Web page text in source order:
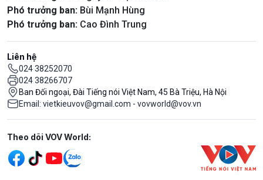
Phó trưởng ban: Bùi Mạnh Hùng
Phó trưởng ban: Cao Đình Trung
Liên hệ
024 38252070
024 38266707
Ban Đối ngoại, Đài Tiếng nói Việt Nam, 45 Bà Triệu, Hà Nội
Email: vietkieuvov@gmail.com - vovworld@vov.vn
Mạng xã hội
Theo dõi VOV World: